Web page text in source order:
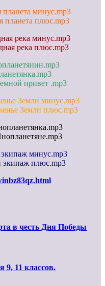
планета минус.mp3
планета плюс.mp3
река минус.mp3
река плюс.mp3
привет .mp3
Земли минус.mp3
Земли плюс.mp3
минус.mp3
плюс.mp3
в честь Дня Победы
9, 11 классов.